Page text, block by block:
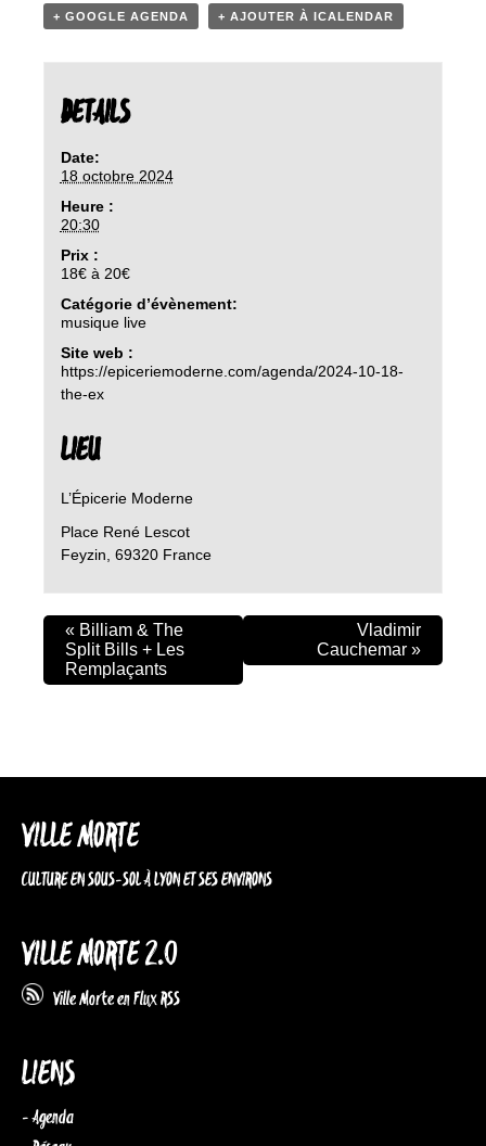
+ GOOGLE AGENDA + AJOUTER À ICALENDAR
DETAILS
Date:
18 octobre 2024
Heure :
20:30
Prix :
18€ à 20€
Catégorie d’évènement:
musique live
Site web :
https://epiceriemoderne.com/agenda/2024-10-18-
the-ex
LIEU
L’Épicerie Moderne
Place René Lescot
Feyzin 69320 France
« Billiam & The
Split Bills + Les
Remplaçants
Vladimir
Cauchemar »
VILLE MORTE
CULTURE EN SOUS-SOL À LYON ET SES ENVIRONS
VILLE MORTE 2.0
Ville Morte en Flux RSS
LIENS
- Agenda